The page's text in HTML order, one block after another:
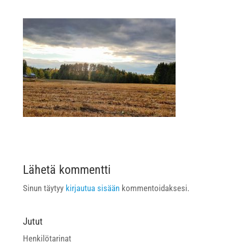
Lähetä kommentti
Sinun täytyy kirjautua sisäänkommentoidaksesi.
Jutut
Henkilötarinat